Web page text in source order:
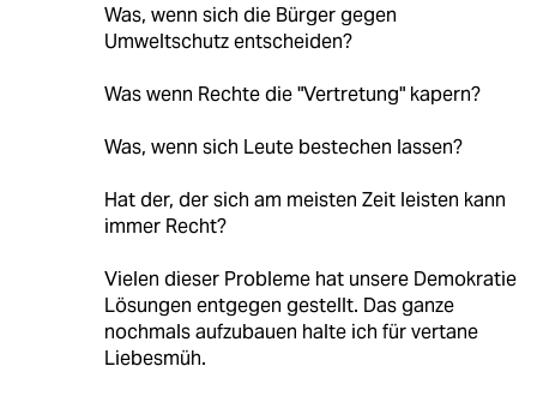
Was, wenn sich die Bürger gegen
Umweltschutz entscheiden?
Was wenn Rechte die "Vertretung" kapern?
Was, wenn sich Leute bestechen lassen?
Hat der, der sich am meisten Zeit leisten kann
immer Recht?
Vielen dieser Probleme hat unsere Demokratie
Lösungen entgegen gestellt. Das ganze
nochmals aufzubauen halte ich für vertane
Liebesmüh.